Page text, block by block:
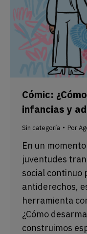
Cómic:
infancias y
Sin categoría Por
En un
juventudes
social continuo
antiderechos,
herramienta
¿Cómo
construimos